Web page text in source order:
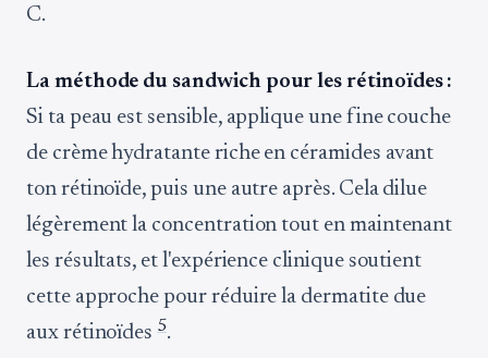
C.
La méthode du sandwich pour les rétinoïdes :
Si ta peau est sensible, applique une fine couche
de crème hydratante riche en céramides avant
ton rétinoïde, puis une autre après. Cela dilue
légèrement la concentration tout en maintenant
les résultats, et l'expérience clinique soutient
cette approche pour réduire la dermatite due
aux rétinoïdes5.